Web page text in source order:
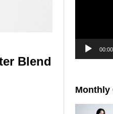
Blend
00:00
Monthly